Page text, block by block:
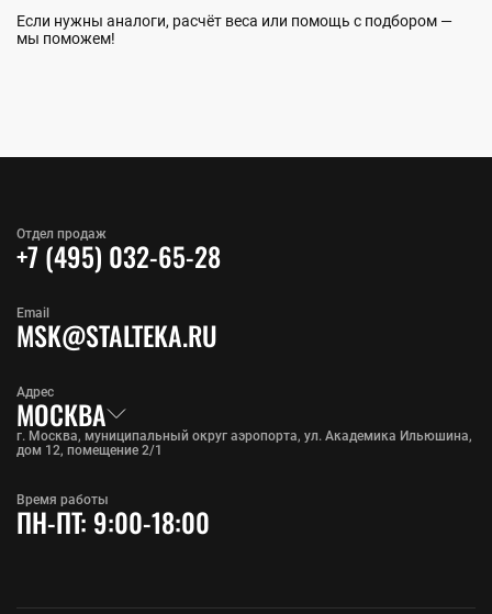
Если нужны аналоги, расчёт веса или помощь с подбором —
мы поможем!
Отдел продаж
+7 (495) 032-65-28
Адрес
МОСКВА
г. Москва, муниципальный округ аэропорта, ул. Академика Ильюшина,
дом 12, помещение 2/1
Email
MSK@STALTEKA.RU
Время работы
ПН-ПТ: 9:00-18:00